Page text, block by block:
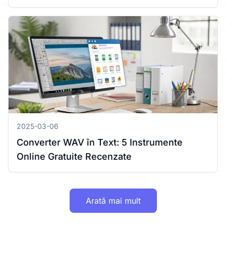
Windows și Mac
2025-03-06
Converter WAV în Text: 5 Instrumente
Online Gratuite Recenzate
Arată mai mult